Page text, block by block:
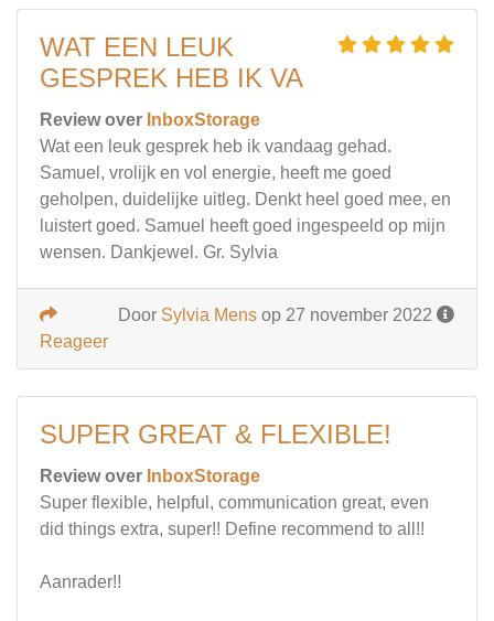
WAT EEN LEUK
GESPREK HEB IK VA
Review over InboxStorage
Wat een leuk gesprek heb ik vandaag gehad.
Samuel, vrolijk en vol energie, heeft me goed
geholpen, duidelijke uitleg. Denkt heel goed mee, en
luistert goed. Samuel heeft goed ingespeeld op mijn
wensen. Dankjewel. Gr. Sylvia
Door Sylvia Mens op 27 november 2022
Reageer
SUPER GREAT & FLEXIBLE!
Review over InboxStorage
Super flexible, helpful, communication great, even
did things extra, super!! Define recommend to all!!
Aanrader!!